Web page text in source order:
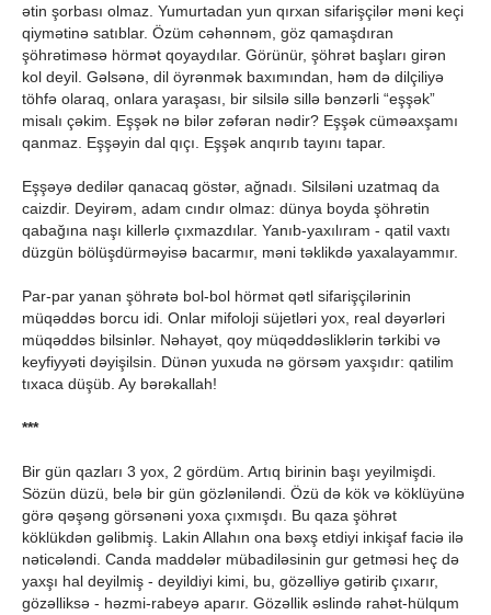
ətin şorbası olmaz. Yumurtadan yun qırxan sifarişçilər məni keçi
qiymətinə satıblar. Özüm cəhənnəm, göz qamaşdıran
şöhrətiməsə hörmət qoyaydılar. Görünür, şöhrət başları girən
kol deyil. Gəlsənə, dil öyrənmək baxımından, həm də dilçiliyə
töhfə olaraq, onlara yaraşası, bir silsilə sillə bənzərli “eşşək”
misalı çəkim. Eşşək nə bilər zəfəran nədir? Eşşək cüməaxşamı
qanmaz. Eşşəyin dal qıçı. Eşşək anqırıb tayını tapar.
Eşşəyə dedilər qanacaq göstər, ağnadı. Silsiləni uzatmaq da
caizdir. Deyirəm, adam cındır olmaz: dünya boyda şöhrətin
qabağına naşı killerlə çıxmazdılar. Yanıb-yaxılıram - qatil vaxtı
düzgün bölüşdürməyisə bacarmır, məni təklikdə yaxalayammır.
Par-par yanan şöhrətə bol-bol hörmət qətl sifarişçilərinin
müqəddəs borcu idi. Onlar mifoloji süjetləri yox, real dəyərləri
müqəddəs bilsinlər. Nəhayət, qoy müqəddəsliklərin tərkibi və
keyfiyyəti dəyişilsin. Dünən yuxuda nə görsəm yaxşıdır: qatilim
tıxaca düşüb. Ay bərəkallah!
***
Bir gün qazları 3 yox, 2 gördüm. Artıq birinin başı yeyilmişdi.
Sözün düzü, belə bir gün gözləniləndi. Özü də kök və köklüyünə
görə qəşəng görsənəni yoxa çıxmışdı. Bu qaza şöhrət
köklükdən gəlibmiş. Lakin Allahın ona bəxş etdiyi inkişaf faciə ilə
nəticələndi. Canda maddələr mübadiləsinin gur getməsi heç də
yaxşı hal deyilmiş - deyildiyi kimi, bu, gözəlliyə gətirib çıxarır,
gözəlliksə - həzmi-rabeyə aparır. Gözəllik əslində rahət-hülqum